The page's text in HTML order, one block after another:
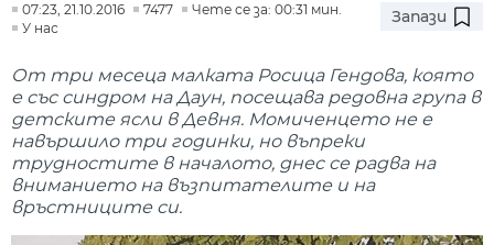
07:23, 21.10.2016 7477
Чете се за: 00:31 мин.
У нас
Запази
От три месеца малката Росица Гендова, която
е със синдром на Даун, посещава редовна група в
детските ясли в Девня. Момиченцето не е
навършило три годинки, но въпреки
трудностите в началото, днес се радва на
вниманието на възпитателите и на
връстниците си.